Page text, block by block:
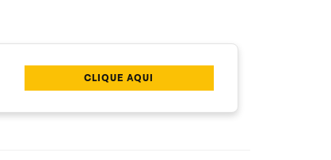
CLIQUE AQUI